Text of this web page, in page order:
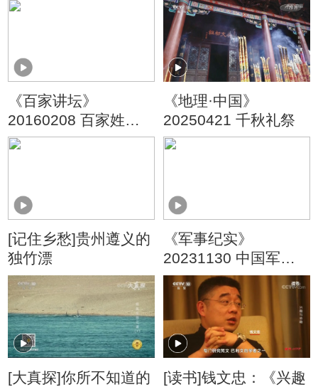
《百家讲坛》
20160208 百家姓
（第四部） 1 於 惠 甄
《地理·中国》
20250421 千秋礼祭
[记住乡愁]贵州遵义的
独竹漂
《军事纪实》
20231130 中国军校
里的外国学员
[大真探]你所不知道的
[读书]钱文忠：《兴趣